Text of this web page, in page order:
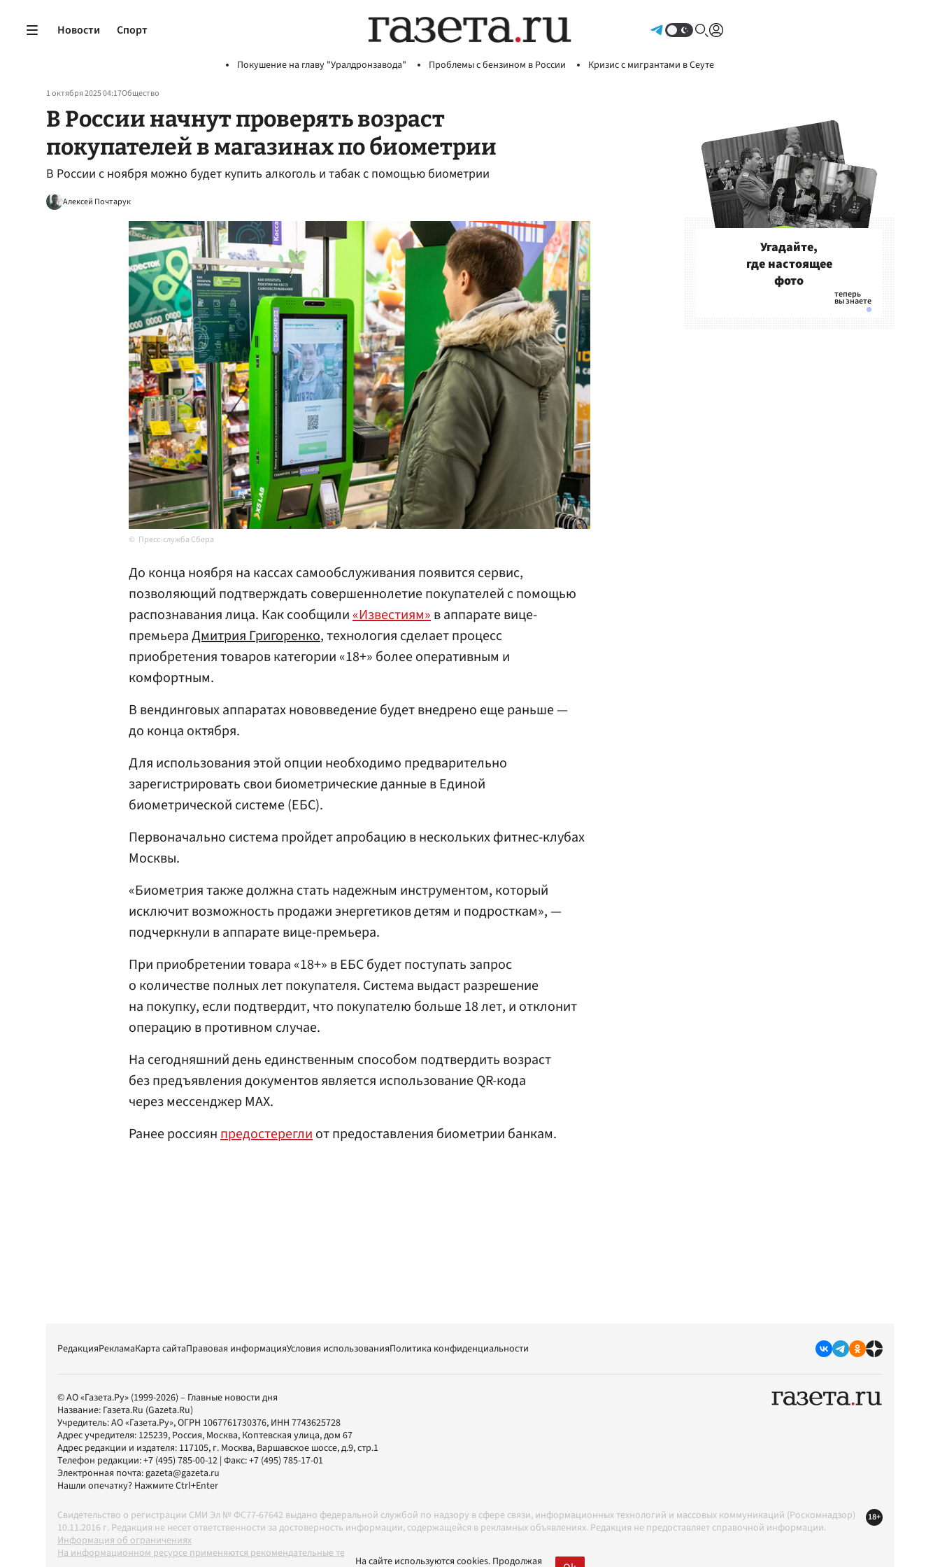
Новости Спорт
Покушение на главу "Уралдронзавода" Проблемы с бензином в России Кризис с мигрантами в Сеуте
1 октября 2025 04:17Общество
В России начнут проверять возраст
покупателей в магазинах по биометрии
В России с ноября можно будет купить алкоголь и табак с помощью биометрии
Алексей Почтарук
Пресс-служба Сбера
До конца ноября на кассах самообслуживания появится сервис,
позволяющий подтверждать совершеннолетие покупателей с помощью
распознавания лица. Как сообщили«Известиям»в аппарате вице-
премьераДмитрия Григоренко, технология сделает процесс
приобретения товаров категории «18+» более оперативным и
комфортным.
В вендинговых аппаратах нововведение будет внедрено еще раньше —
до конца октября.
Для использования этой опции необходимо предварительно
зарегистрировать свои биометрические данные в Единой
биометрической системе (ЕБС).
Первоначально система пройдет апробацию в нескольких фитнес-клубах
Москвы.
«Биометрия также должна стать надежным инструментом, который
исключит возможность продажи энергетиков детям и подросткам», —
подчеркнули в аппарате вице-премьера.
При приобретении товара «18+» в ЕБС будет поступать запрос
о количестве полных лет покупателя. Система выдаст разрешение
на покупку, если подтвердит, что покупателю больше 18 лет, и отклонит
операцию в противном случае.
На сегодняшний день единственным способом подтвердить возраст
без предъявления документов является использование QR-кода
через мессенджер МАХ.
Ранее россиянпредостереглиот предоставления биометрии банкам.
Угадайте,
где настоящее
фото
РедакцияРекламаКарта сайтаПравовая информацияУсловия использованияПолитика конфиденциальности
© АО «Газета.Ру» (1999-2026) – Главные новости дня
Название: Газета.Ru (Gazeta.Ru)
Учредитель:АО «Газета.Ру», ОГРН 1067761730376, ИНН 7743625728
Адрес учредителя: 125239, Россия, Москва, Коптевская улица, дом 67
Адрес редакции и издателя: 117105, г. Москва, Варшавское шоссе, д.9, стр.1
Телефон редакции:+7 (495) 785-00-12 | Факс:+7 (495) 785-17-01
Электронная почта:gazeta@gazeta.ru
Нашли опечатку? Нажмите Ctrl+Enter
Свидетельство о регистрации СМИ Эл № ФС77-67642 выдано федеральной службой по надзору в сфере связи, информационных технологий и массовых коммуникаций (Роскомнадзор)
10.11.2016 г. Редакция не несет ответственности за достоверность информации, содержащейся в рекламных объявлениях. Редакция не предоставляет справочной информации.
Информация об ограничениях
На информационном ресурсе применяются рекомендательные технологии в соответствии с Правилами
18+
На сайте используются cookies. Продолжая